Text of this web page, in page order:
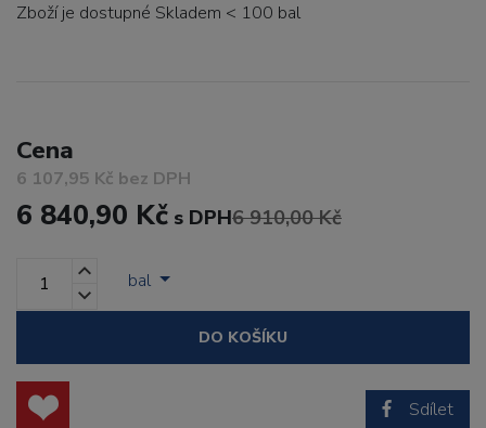
Zboží je dostupné Skladem < 100 bal
Cena
6 107,95 Kč bez DPH
6 840,90 Kč s DPH6 910,00 Kč
bal
DO KOŠÍKU
Sdílet